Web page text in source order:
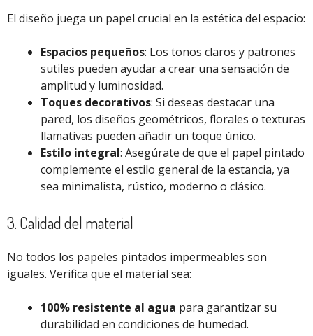
El diseño juega un papel crucial en la estética del espacio:
Espacios pequeños: Los tonos claros y patrones
sutiles pueden ayudar a crear una sensación de
amplitud y luminosidad.
Toques decorativos: Si deseas destacar una
pared, los diseños geométricos, florales o texturas
llamativas pueden añadir un toque único.
Estilo integral: Asegúrate de que el papel pintado
complemente el estilo general de la estancia, ya
sea minimalista, rústico, moderno o clásico.
3. Calidad del material
No todos los papeles pintados impermeables son
iguales. Verifica que el material sea:
100% resistente al agua para garantizar su
durabilidad en condiciones de humedad.